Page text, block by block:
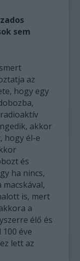
sem
az
hogy egy
akkor
hogy él-e
és
ha nincs,
is, mert
a
élő és
éve
lett az